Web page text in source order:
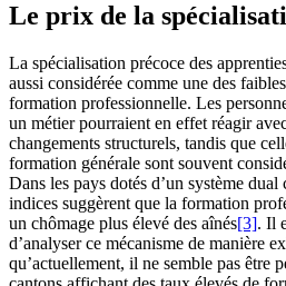
Le prix de la
La spécialisation précoce des
aussi considérée comme une des
formation professionnelle. Les
un métier pourraient en effet réagir
changements structurels, tandis que
formation générale sont souvent
Dans les pays dotés d’un système
indices suggèrent que la formation
un chômage plus élevé des aînés[3]. Il
d’analyser ce mécanisme de manière
qu’actuellement, il ne semble pas être